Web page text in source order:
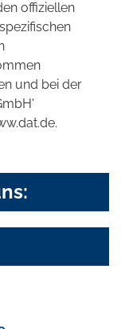
offiziellen
und bei der